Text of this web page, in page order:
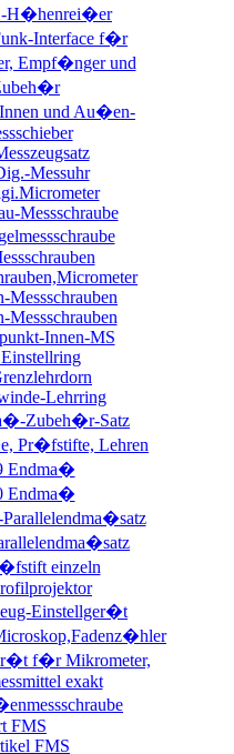
H�henrei�er
Interface f�r
Empf�nger und
und Au�en-
Messuhr
Messschraube
Messschrauben
Messschrauben
Innen-MS
Lehrring
Zubeh�r-Satz
Pr�fstifte, Lehren
Endma�
Endma�
einzeln
Einstellger�t
f�r Mikrometer,
exakt
FMS
FMS